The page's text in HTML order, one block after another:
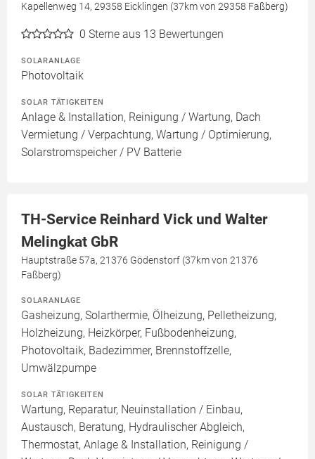
Kapellenweg 14, 29358 Eicklingen (37km von 29358 Faßberg)
0 Sterne aus 13 Bewertungen
SOLARANLAGE
Photovoltaik
SOLAR TÄTIGKEITEN
Anlage & Installation, Reinigung / Wartung, Dach
Vermietung / Verpachtung, Wartung / Optimierung,
Solarstromspeicher / PV Batterie
TH-Service Reinhard Vick und Walter
Melingkat GbR
Hauptstraße 57a, 21376 Gödenstorf (37km von 21376
Faßberg)
SOLARANLAGE
Gasheizung, Solarthermie, Ölheizung, Pelletheizung,
Holzheizung, Heizkörper, Fußbodenheizung,
Photovoltaik, Badezimmer, Brennstoffzelle,
Umwälzpumpe
SOLAR TÄTIGKEITEN
Wartung, Reparatur, Neuinstallation / Einbau,
Austausch, Beratung, Hydraulischer Abgleich,
Thermostat, Anlage & Installation, Reinigung /